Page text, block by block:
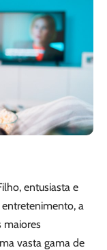
entusiasta e
a
maiores
vasta gama de